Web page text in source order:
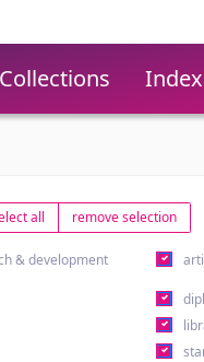
Collections
all remove selection
& development